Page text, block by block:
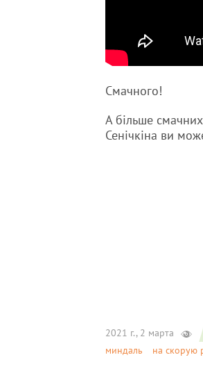
Смачного!
А більше
Сенічкіна ви
2021 г., 2 марта
миндаль
на скорую